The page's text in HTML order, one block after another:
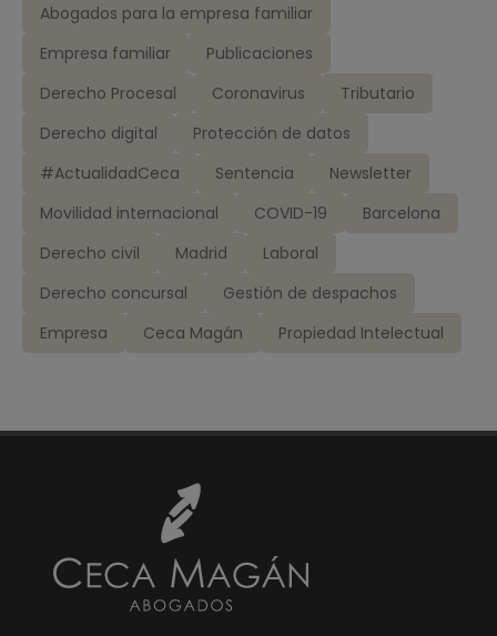
Abogados para la empresa familiar
Empresa familiar
Publicaciones
Derecho Procesal
Coronavirus
Tributario
Derecho digital
Protección de datos
#ActualidadCeca
Sentencia
Newsletter
Movilidad internacional
COVID-19
Barcelona
Derecho civil
Madrid
Laboral
Derecho concursal
Gestión de despachos
Empresa
Ceca Magán Propiedad Intelectual